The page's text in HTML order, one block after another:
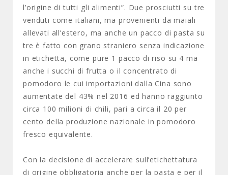
l’origine di tutti gli alimenti”. Due prosciutti su tre
venduti come italiani, ma provenienti da maiali
allevati all’estero, ma anche un pacco di pasta su
tre è fatto con grano straniero senza indicazione
in etichetta, come pure 1 pacco di riso su 4 ma
anche i succhi di frutta o il concentrato di
pomodoro le cui importazioni dalla Cina sono
aumentate del 43% nel 2016 ed hanno raggiunto
circa 100 milioni di chili, pari a circa il 20 per
cento della produzione nazionale in pomodoro
fresco equivalente.
Con la decisione di accelerare sull’etichettatura
di origine obbligatoria anche per la pasta e per il